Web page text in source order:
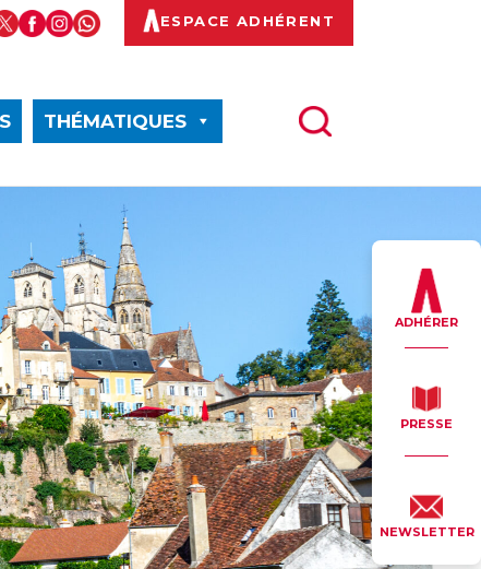
ESPACE ADHÉRENT
THÉMATIQUES
ADHÉRER
PRESSE
NEWSLETTER